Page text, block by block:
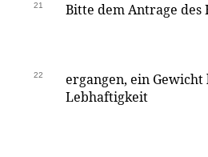
21 Bitte dem Antrage des
22
ergangen, ein
Lebhaftigkeit